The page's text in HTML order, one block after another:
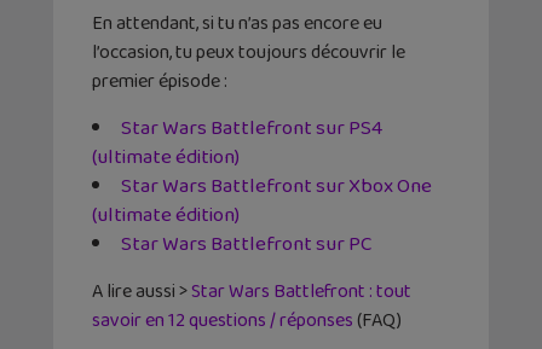
En attendant, si tu n’as pas encore eu
l’occasion, tu peux toujours découvrir le
premier épisode :
Star Wars Battlefront sur PS4
(ultimate édition)
Star Wars Battlefront sur Xbox One
(ultimate édition)
Star Wars Battlefront sur PC
A lire aussi >Star Wars Battlefront : tout
savoir en 12 questions / réponses(FAQ)